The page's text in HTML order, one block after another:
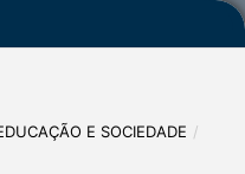
E SOCIEDADE /